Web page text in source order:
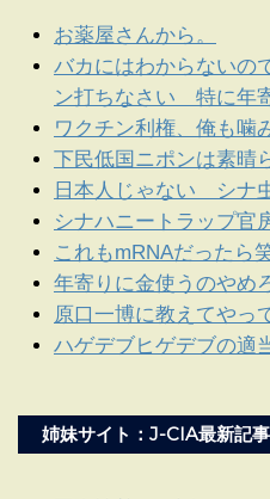
お薬屋さんから。
バカにはわからないの
ン打ちなさい 特に年
ワクチン利権、俺も噛
下民低国ニポンは素晴
日本人じゃない シナ
シナハニートラップ官
これもmRNAだったら
年寄りに金使うのやめ
原口一博に教えてやっ
ハゲデブヒゲデブの適
姉妹サイト：J-CIA最新記事